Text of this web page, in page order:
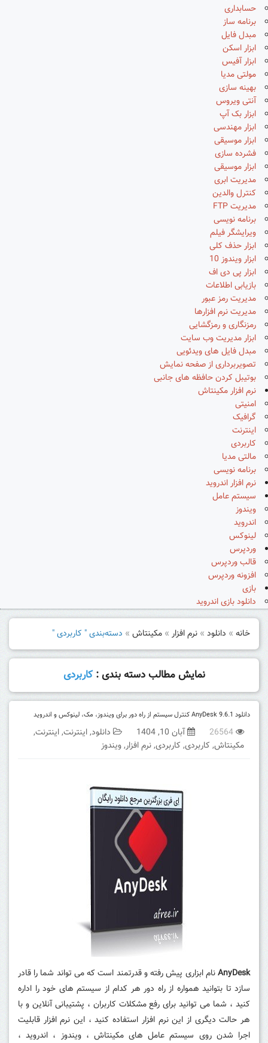
حسابداری
برنامه ساز
مبدل فایل
ابزار اسکن
ابزار آفیس
مولتی مدیا
بهینه سازی
آنتی ویروس
ابزار بک آپ
ابزار مهندسی
ابزار موسیقی
فشرده سازی
ابزار موسیقی
مدیریت ابری
کنترل والدین
مدیریت FTP
برنامه نویسی
ویرایشگر فیلم
ابزار حذف کلی
ابزار ویندوز 10
ابزار پی دی اف
بازیابی اطلاعات
مدیریت رمز عبور
مدیریت نرم افزارها
رمزنگاری و رمزگشایی
ابزار مدیریت وب سایت
مبدل فایل های ویدئویی
تصویربرداری از صفحه نمایش
بوتیبل کردن حافظه های جانبی
نرم افزار مکینتاش
امنیتی
گرافیک
اینترنت
کاربردی
مالتی مدیا
برنامه نویسی
نرم افزار اندروید
سیستم عامل
ویندوز
اندروید
لینوکس
وردپرس
قالب وردپرس
افزونه وردپرس
بازی
دانلود بازی اندروید
خانه » دانلود » نرم افزار » مکینتاش » دسته‌بندی " کاربردی "
نمایش مطالب دسته بندی :کاربردی
دانلود AnyDesk 9.6.1 کنترل سیستم از راه دور برای ویندوز، مک، لینوکس و اندروید
26564 آبان 10, 1404 دانلود,اینترنت,اینترنت,
مکینتاش, کاربردی, کاربردی,نرم افزار,ویندوز
AnyDeskنام ابزاری پیش رفته و قدرتمند است که می تواند شما را قادر
سازد تا بتوانید همواره از راه دور هر کدام از سیستم های خود را اداره
کنید ، شما می توانید برای رفع مشکلات کاربران ، پشتیبانی آنلاین و با
هر حالت دیگری از این نرم افزار استفاده کنید ، این نرم افزار قابلیت
اجرا شدن روی سیستم عامل های مکینتاش ، ویندوز ، اندروید ،